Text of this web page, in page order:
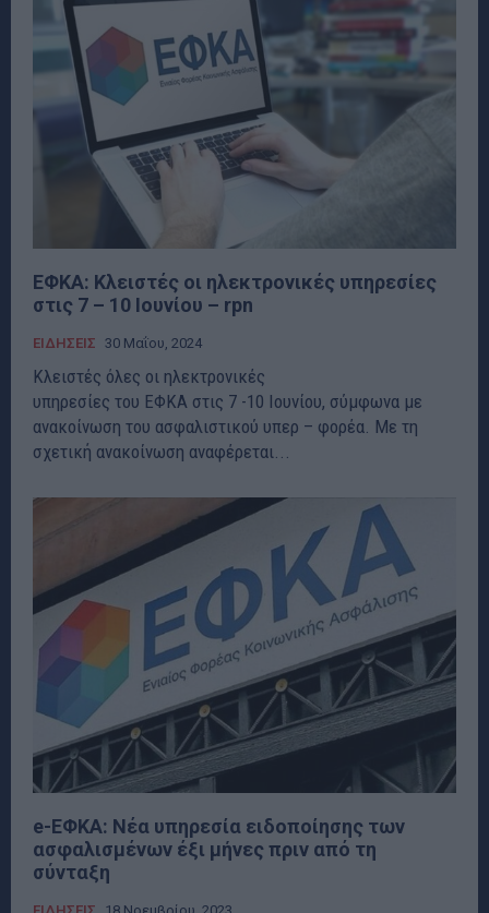
ΕΦΚΑ: Κλειστές οι ηλεκτρονικές υπηρεσίες
στις 7 – 10 Ιουνίου – rpn
ΕΙΔΗΣΕΙΣ 30 Μαΐου, 2024
Κλειστές όλες οι ηλεκτρονικές
υπηρεσίες του ΕΦΚΑ στις 7 -10 Ιουνίου, σύμφωνα με
ανακοίνωση του ασφαλιστικού υπερ – φορέα. Με τη
σχετική ανακοίνωση αναφέρεται...
e-ΕΦΚΑ: Νέα υπηρεσία ειδοποίησης των
ασφαλισμένων έξι μήνες πριν από τη
σύνταξη